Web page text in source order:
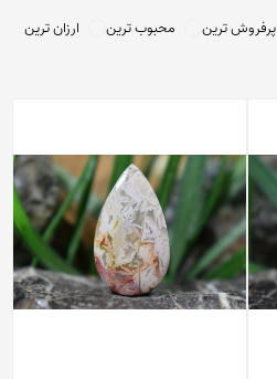
پرفروش ترین محبوب ترین
ارزان ترین